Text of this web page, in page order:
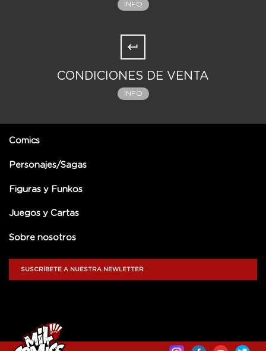
INFO
CONDICIONES DE VENTA
INFO
Comics
Personajes/Sagas
Figuras y Funkos
Juegos y Cartas
Sobre nosotros
SUSCRÍBETE A NUESTRA NEWLETTER